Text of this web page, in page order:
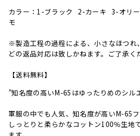
カラー：1-ブラック 2-カーキ 3-オリ
モ
※製造工程の過程による、小さなほつれ
どの返品対応は致しかねます。ご了承く
【送料無料】
”知名度の高いM-65はゆったりめのシル
軍服の中でも人気、知名度が高いM-65フ
しっとりと柔らかなコットン100％生地